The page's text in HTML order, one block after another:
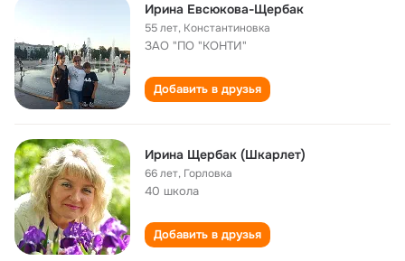
Ирина Евсюкова-Щербак
55 лет, Константиновка
ЗАО "ПО "КОНТИ"
Добавить в друзья
Ирина Щербак (Шкарлет)
66 лет, Горловка
40 школа
Добавить в друзья